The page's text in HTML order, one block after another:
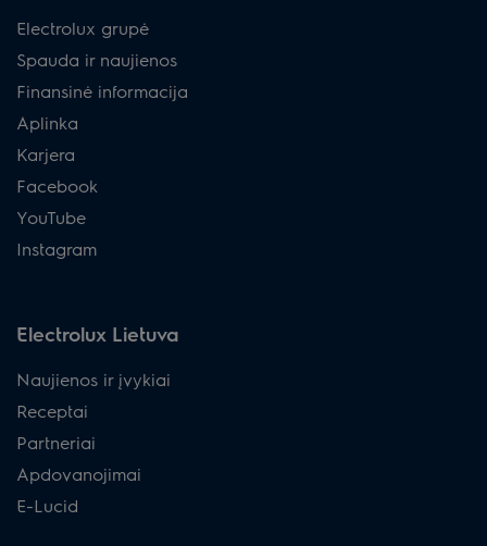
Electrolux grupė
Spauda ir naujienos
Finansinė informacija
Aplinka
Karjera
Facebook
YouTube
Instagram
Electrolux Lietuva
Naujienos ir įvykiai
Receptai
Partneriai
Apdovanojimai
E-Lucid